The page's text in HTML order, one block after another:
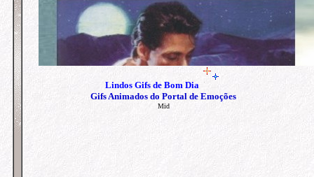
Lindos Gifs de Bom Dia
Gifs Animados do Portal de Emoções
Mid